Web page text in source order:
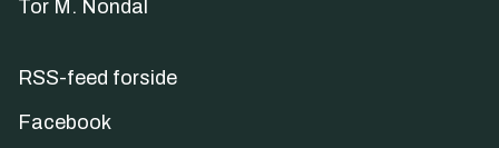
Tor M. Nondal
RSS-feed forside
Facebook